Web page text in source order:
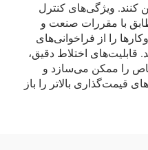
کنند. ویژگی‌های کنترل
با مقررات صنعت و
را از فراخوانی‌های
قابلیت‌های اختلاط دقیق،
را ممکن می‌سازد و
قیمت‌گذاری بالاتر را باز